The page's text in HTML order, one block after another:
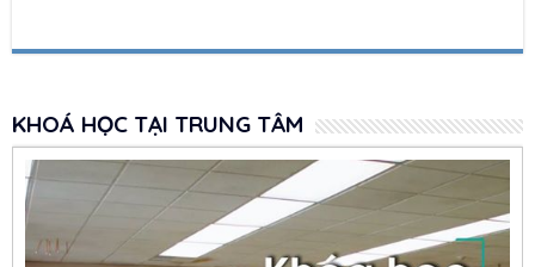
KHOÁ HỌC TẠI TRUNG TÂM